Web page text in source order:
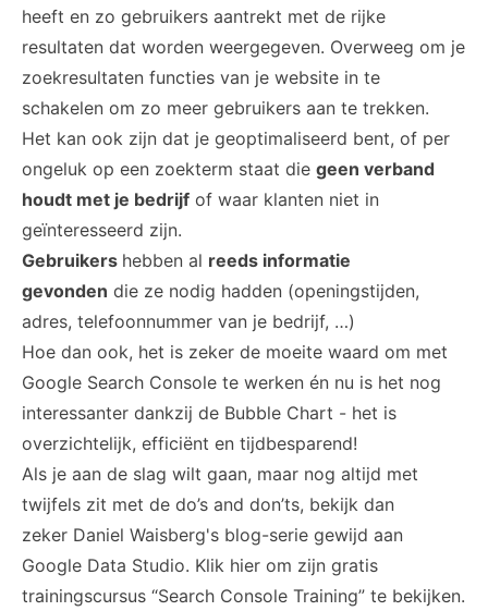
heeft en zo gebruikers aantrekt met de rijke
resultaten dat worden weergegeven. Overweeg om je
zoekresultaten functies van je website in te
schakelen om zo meer gebruikers aan te trekken.
Het kan ook zijn dat je geoptimaliseerd bent, of per
ongeluk op een zoekterm staat die geen verband
houdt met je bedrijf of waar klanten niet in
geïnteresseerd zijn.
Gebruikers hebben al reeds informatie
gevonden die ze nodig hadden (openingstijden,
adres, telefoonnummer van je bedrijf, …)
Hoe dan ook, het is zeker de moeite waard om met
Google Search Console te werken én nu is het nog
interessanter dankzij de Bubble Chart - het is
overzichtelijk, efficiënt en tijdbesparend!
Als je aan de slag wilt gaan, maar nog altijd met
twijfels zit met de do’s and don’ts, bekijk dan
zeker Daniel Waisberg's blog-serie gewijd aan
Google Data Studio. Klik hier om zijn gratis
trainingscursus “Search Console Training” te bekijken.